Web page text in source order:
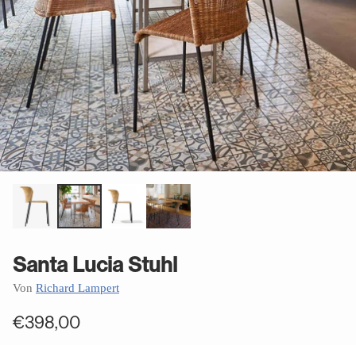
Santa Lucia Stuhl
Von Richard Lampert
Normaler
€398,00